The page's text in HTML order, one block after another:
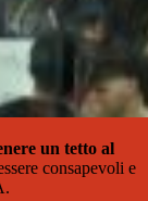
un tetto al
consapevoli e